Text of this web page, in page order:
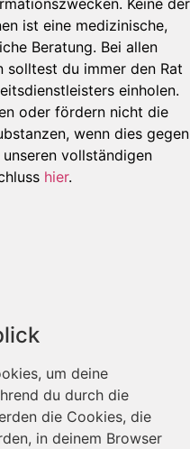
Keine der
ist eine medizinische,
Beratung. Bei allen
solltest du immer den Rat
einholen.
oder fördern nicht die
wenn dies gegen
vollständigen
hier.
um deine
du durch die
die Cookies, die
in deinem Browser